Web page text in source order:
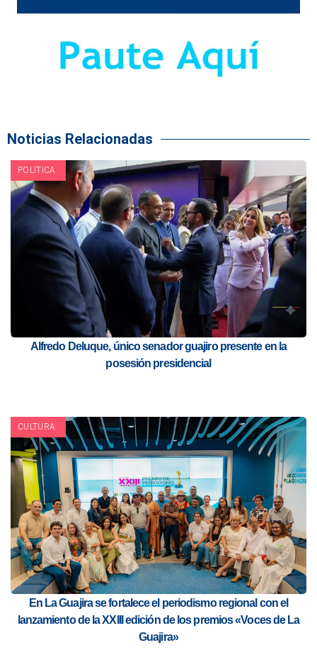
Noticias Relacionadas
POLITICA
Alfredo Deluque, único senador guajiro presente en la
posesión presidencial
CULTURA
En La Guajira se fortalece el periodismo regional con el
lanzamiento de la XXIII edición de los premios «Voces de La
Guajira»